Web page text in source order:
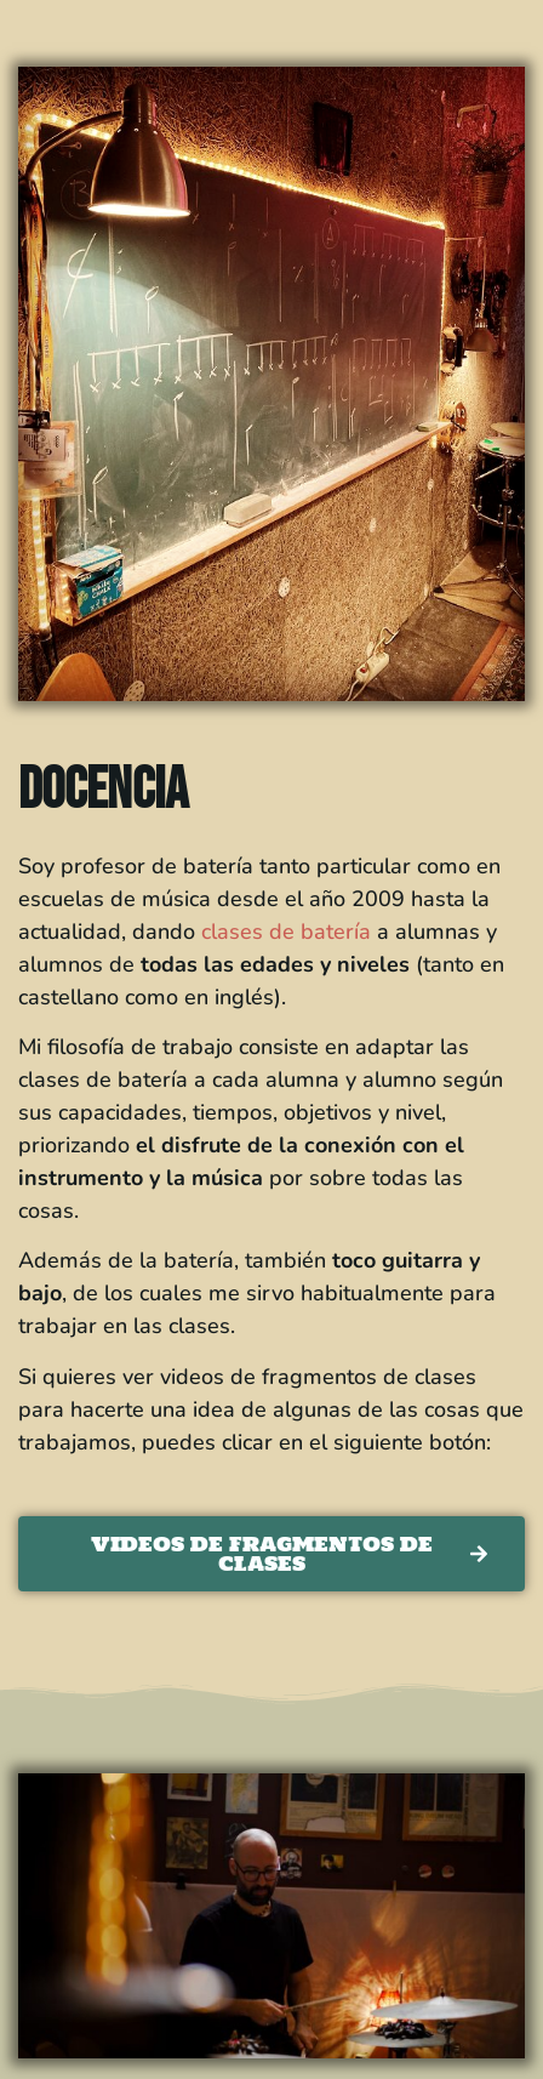
DOCENCIA
Soy profesor de batería tanto particular como en
escuelas de música desde el año 2009 hasta la
actualidad, dando clases de batería a alumnas y
alumnos de todas las edades y niveles (tanto en
castellano como en inglés).
Mi filosofía de trabajo consiste en adaptar las
clases de batería a cada alumna y alumno según
sus capacidades, tiempos, objetivos y nivel,
priorizando el disfrute de la conexión con el
instrumento y la música por sobre todas las
cosas.
Además de la batería, también toco guitarra y
bajo, de los cuales me sirvo habitualmente para
trabajar en las clases.
Si quieres ver videos de fragmentos de clases
para hacerte una idea de algunas de las cosas que
trabajamos, puedes clicar en el siguiente botón:
VIDEOS DE FRAGMENTOS DE
CLASES